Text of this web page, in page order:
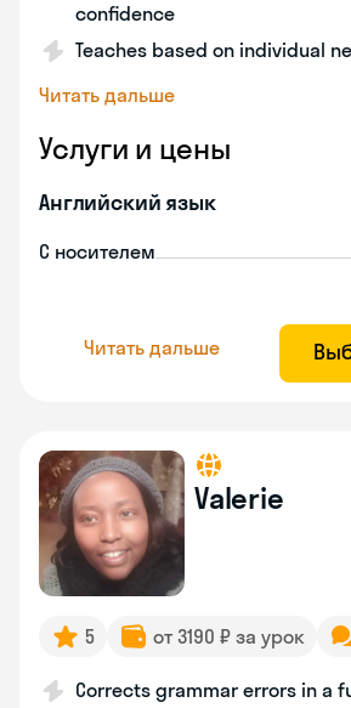
confidence
Teaches based on individual
Читать дальше
Услуги и цены
Английский язык
С носителем
Читать дальше
Valerie
5 от 3190 ₽ за урок
Corrects grammar errors in a